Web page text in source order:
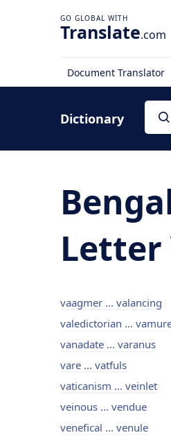
Translate.com
Document Translator
Dictionary
Letter
vaagmer ... valancing
valedictorian ...
vanadate ... varanus
vare ... vatfuls
vaticanism ... veinlet
veinous ... vendue
venefical ... venule